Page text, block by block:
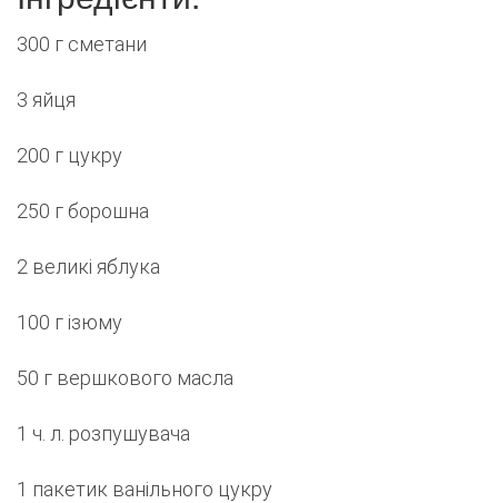
300 г сметани
3 яйця
200 г цукру
250 г борошна
2 великі яблука
100 г ізюму
50 г вершкового масла
1 ч. л. розпушувача
1 пакетик ванільного цукру